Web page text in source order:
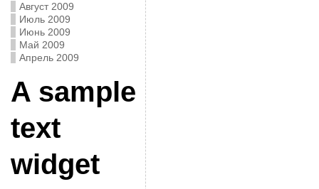
Август 2009
Июль 2009
Июнь 2009
Май 2009
Апрель 2009
A sample
text
widget